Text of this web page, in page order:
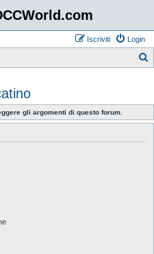
Login
Iscriviti
c
a
gli argomenti di questo forum.